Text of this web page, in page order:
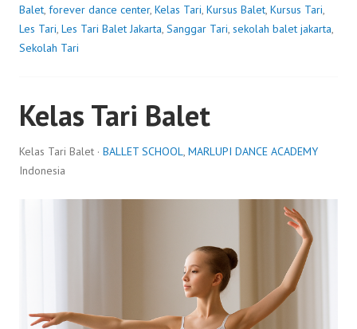
Balet, forever dance center, Kelas Tari, Kursus Balet, Kursus Tari,
Les Tari, Les Tari Balet Jakarta, Sanggar Tari, sekolah balet jakarta,
Sekolah Tari
Kelas Tari Balet
Kelas Tari Balet · BALLET SCHOOL, MARLUPI DANCE ACADEMY
Indonesia